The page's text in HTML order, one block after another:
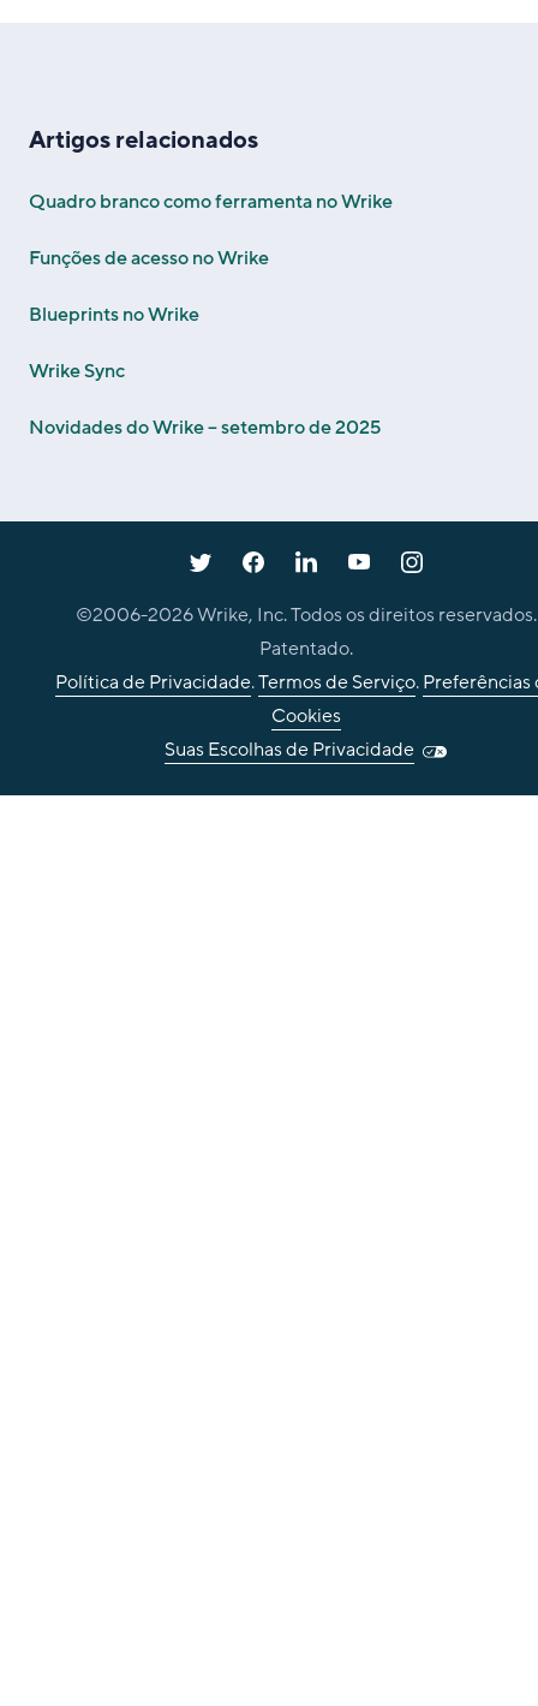
Artigos relacionados
Quadro branco como ferramenta no Wrike
Funções de acesso no Wrike
Blueprints no Wrike
Wrike Sync
Novidades do Wrike – setembro de 2025
©2006-2026Wrike, Inc. Todos os direitos reservados.
Patentado.
Política de Privacidade.Termos de Serviço.Preferências
Cookies
Suas Escolhas de Privacidade